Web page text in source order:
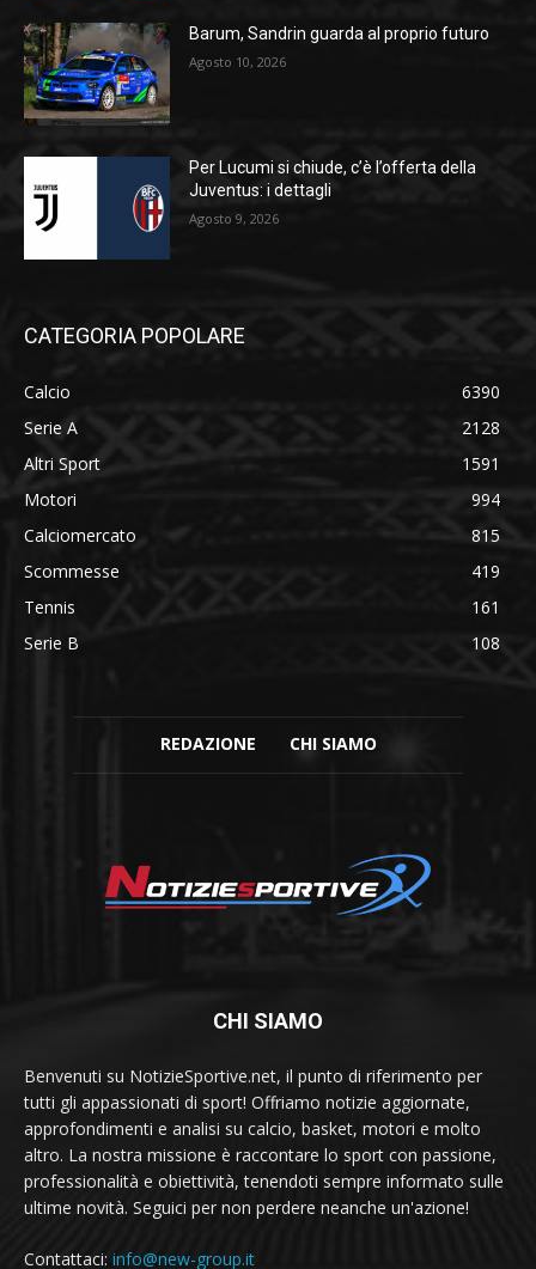
Barum, Sandrin guarda al proprio futuro
Agosto 10, 2026
Per Lucumi si chiude, c’è l’offerta della
Juventus: i dettagli
Agosto 9, 2026
CATEGORIA POPOLARE
Calcio
6390
Serie A
2128
Altri Sport
1591
Motori
994
Calciomercato
815
Scommesse
419
Tennis
161
Serie B
108
REDAZIONE CHI SIAMO
CHI SIAMO
Benvenuti su NotizieSportive.net, il punto di riferimento per
tutti gli appassionati di sport! Offriamo notizie aggiornate,
approfondimenti e analisi su calcio, basket, motori e molto
altro. La nostra missione è raccontare lo sport con passione,
professionalità e obiettività, tenendoti sempre informato sulle
ultime novità. Seguici per non perdere neanche un'azione!
Contattaci: info@new-group.it